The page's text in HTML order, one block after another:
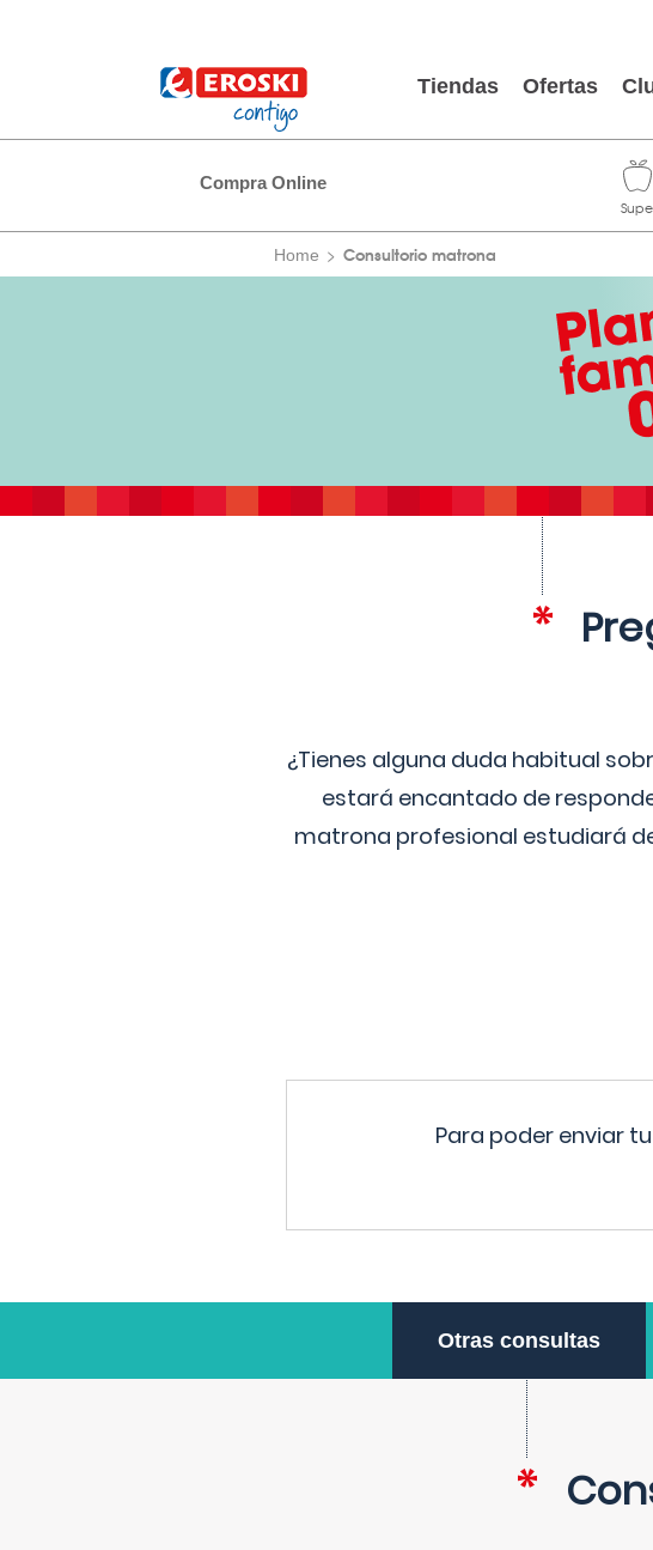
Tiendas Ofertas
Compra Online
Home Consultorio matrona
¿Tienes alguna duda habitual
estará encantado de
matrona profesional estudiará
Para poder enviar
Otras consultas